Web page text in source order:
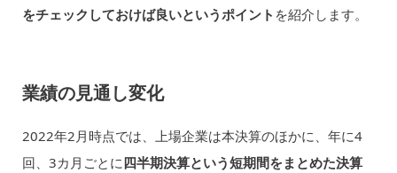
をチェックしておけば良いというポイント を紹介します。
業績の見通し変化
2022年2月時点では、上場企業は本決算のほかに、年に4
回、3カ月ごとに四半期決算という短期間をまとめた決算